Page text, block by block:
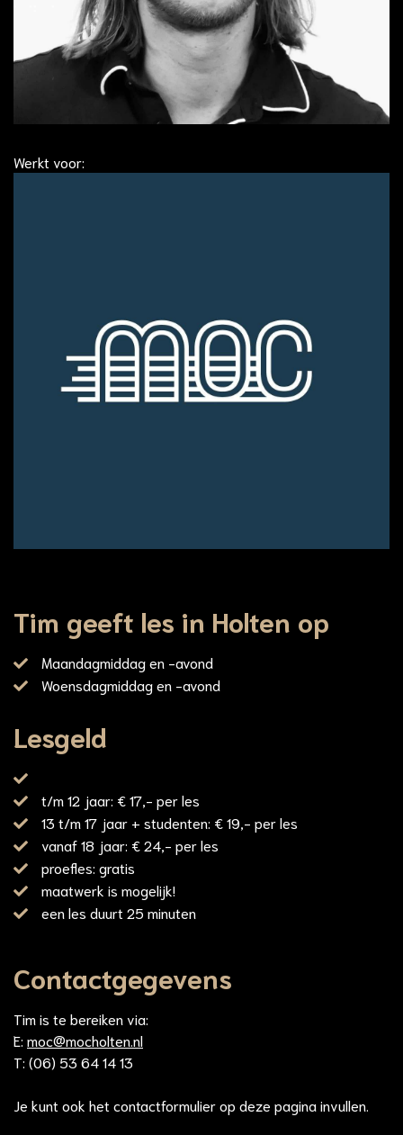
Werkt voor:
Tim geeft les in Holten op
Maandagmiddag en -avond
Woensdagmiddag en -avond
Lesgeld
t/m 12 jaar: € 17,- per les
13 t/m 17 jaar + studenten: € 19,- per les
vanaf 18 jaar: € 24,- per les
proefles: gratis
maatwerk is mogelijk!
een les duurt 25 minuten
Contactgegevens
Tim is te bereiken via:
E: moc@mocholten.nl
T: (06) 53 64 14 13
Je kunt ook het contactformulier op deze pagina invullen.